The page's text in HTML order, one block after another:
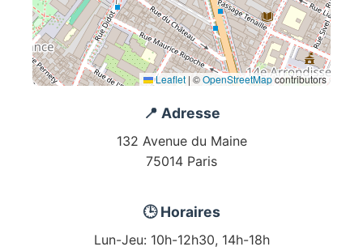
Leaflet | ©OpenStreetMapcontributors
📍 Adresse
132 Avenue du Maine
75014 Paris
🕒 Horaires
Lun-Jeu: 10h-12h30, 14h-18h